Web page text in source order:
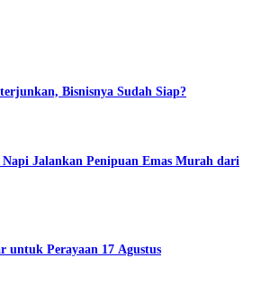
Bisnisnya Sudah Siap?
Jalankan Penipuan Emas Murah dari
untuk Perayaan 17 Agustus